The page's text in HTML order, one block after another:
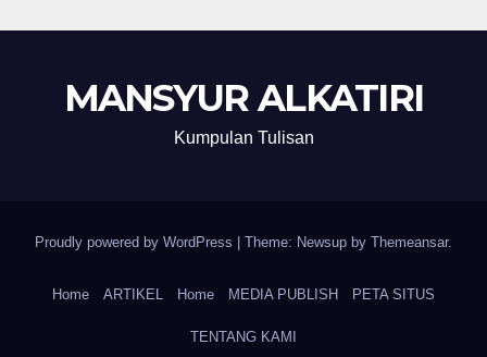
MANSYUR ALKATIRI
Kumpulan Tulisan
Proudly powered by WordPress Theme: Newsup by Themeansar.
Home ARTIKEL Home MEDIA PUBLISH PETA SITUS
TENTANG KAMI